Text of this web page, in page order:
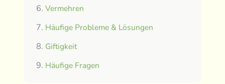
Vermehren
Häufige Probleme & Lösungen
Giftigkeit
Häufige Fragen